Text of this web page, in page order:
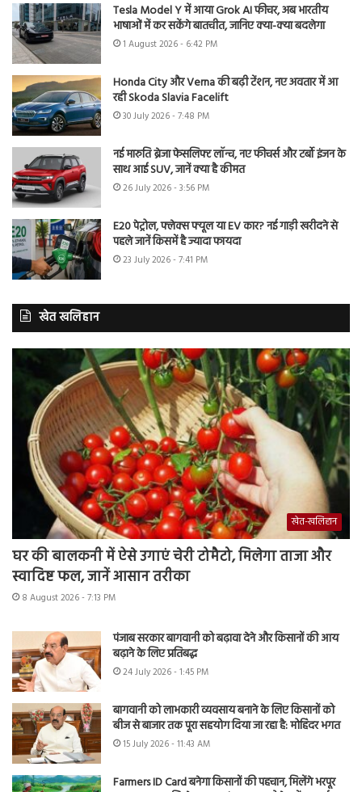
Tesla Model Y में आया Grok AI फीचर, अब भारतीय
भाषाओं में कर सकेंगे बातचीत, जानिए क्या-क्या बदलेगा
1 August 2026 - 6:42 PM
Honda City और Verna की बढ़ी टेंशन, नए अवतार में आ
रही Skoda Slavia Facelift
30 July 2026 - 7:48 PM
नई मारुति ब्रेजा फेसलिफ्ट लॉन्च, नए फीचर्स और टर्बो इंजन के
साथ आई SUV, जानें क्या है कीमत
26 July 2026 - 3:56 PM
E20 पेट्रोल, फ्लेक्स फ्यूल या EV कार? नई गाड़ी खरीदने से
पहले जानें किसमें है ज्यादा फायदा
23 July 2026 - 7:41 PM
खेत खलिहान
खेत-खलिहान
घर की बालकनी में ऐसे उगाएं चेरी टोमैटो, मिलेगा ताजा और
स्वादिष्ट फल, जानें आसान तरीका
8 August 2026 - 7:13 PM
पंजाब सरकार बागवानी को बढ़ावा देने और किसानों की आय
बढ़ाने के लिए प्रतिबद्ध
24 July 2026 - 1:45 PM
बागवानी को लाभकारी व्यवसाय बनाने के लिए किसानों को
बीज से बाजार तक पूरा सहयोग दिया जा रहा है: मोहिंदर भगत
15 July 2026 - 11:43 AM
Farmers ID Card बनेगा किसानों की पहचान, मिलेंगे भरपूर